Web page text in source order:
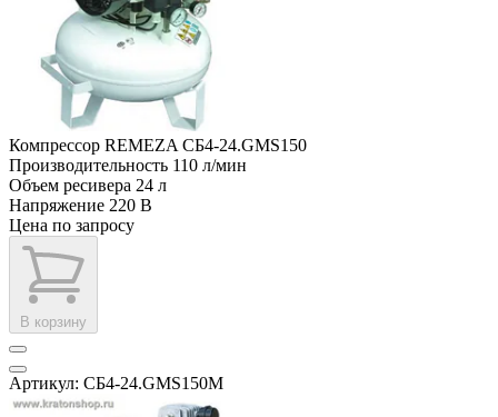
Компрессор REMEZA СБ4-24.GMS150
Производительность 110 л/мин
Объем ресивера 24 л
Напряжение 220 В
Цена по запросу
В корзину
Артикул: СБ4-24.GMS150M